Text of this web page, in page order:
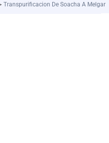
Transpurificacion De Soacha A Melgar